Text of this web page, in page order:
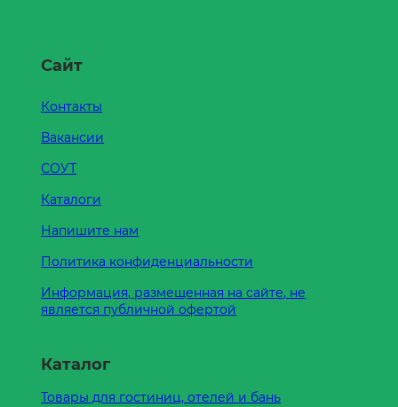
Сайт
Контакты
Вакансии
СОУТ
Каталоги
Напишите нам
Политика конфиденциальности
Информация, размещенная на сайте, не
является публичной офертой
Каталог
Товары для гостиниц, отелей и бань